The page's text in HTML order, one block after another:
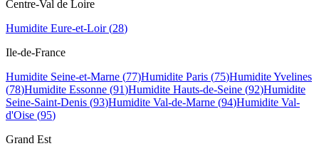
Centre-Val de Loire
Humidite Eure-et-Loir(28)
Ile-de-France
Humidite Seine-et-Marne (77)Humidite Paris (75)HumiditeYvelines
(78)Humidite Essonne (91)Humidite Hauts-de-Seine (92)Humidite
Seine-Saint-Denis (93)Humidite Val-de-Marne (94)Humidite Val-
d'Oise (95)
Grand Est